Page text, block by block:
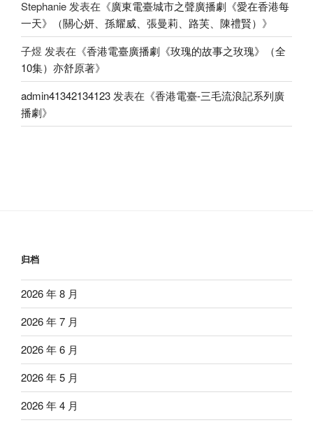
Stephanie 发表在《廣東電臺城市之聲廣播劇《愛在香港每
一天》（關心妍、孫耀威、張曼莉、路芙、陳禮賢） 》
子煜 发表在《香港電臺廣播劇《玫瑰的故事之玫瑰》（全
10集）亦舒原著》
admin41342134123 发表在《香港電臺-三毛流浪記系列廣
播劇》
归档
2026 年 8 月
2026 年 7 月
2026 年 6 月
2026 年 5 月
2026 年 4 月